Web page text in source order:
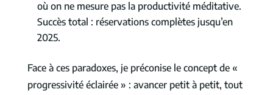
où on ne mesure pas la productivité méditative.
Succès total : réservations complètes jusqu’en
2025.
Face à ces paradoxes, je préconise le concept de «
progressivité éclairée » : avancer petit à petit, tout